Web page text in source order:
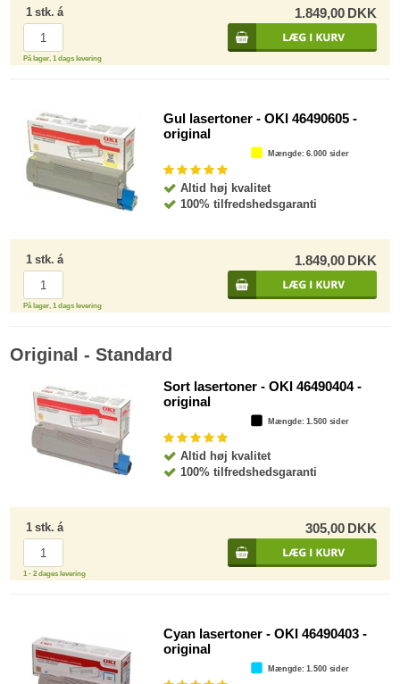
1 stk. á 1.849,00 DKK
På lager, 1 dags levering
Gul lasertoner - OKI 46490605 -
original
Mængde: 6.000 sider
Altid høj kvalitet
100% tilfredshedsgaranti
1 stk. á 1.849,00 DKK
På lager, 1 dags levering
Original - Standard
Sort lasertoner - OKI 46490404 -
original
Mængde: 1.500 sider
Altid høj kvalitet
100% tilfredshedsgaranti
1 stk. á 305,00 DKK
1 - 2 dages levering
Cyan lasertoner - OKI 46490403 -
original
Mængde: 1.500 sider